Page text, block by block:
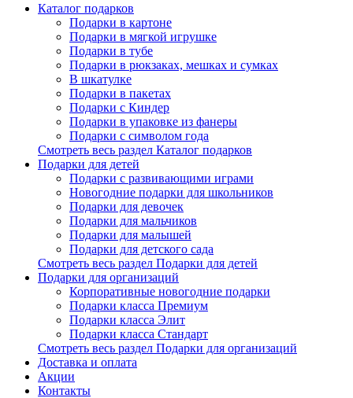
Каталог подарков
Подарки в картоне
Подарки в мягкой игрушке
Подарки в тубе
Подарки в рюкзаках, мешках и сумках
В шкатулке
Подарки в пакетах
Подарки с Киндер
Подарки в упаковке из фанеры
Подарки с символом года
Смотреть весь раздел Каталог подарков
Подарки для детей
Подарки с развивающими играми
Новогодние подарки для школьников
Подарки для девочек
Подарки для мальчиков
Подарки для малышей
Подарки для детского сада
Смотреть весь раздел Подарки для детей
Подарки для организаций
Корпоративные новогодние подарки
Подарки класса Премиум
Подарки класса Элит
Подарки класса Стандарт
Смотреть весь раздел Подарки для организаций
Доставка и оплата
Акции
Контакты